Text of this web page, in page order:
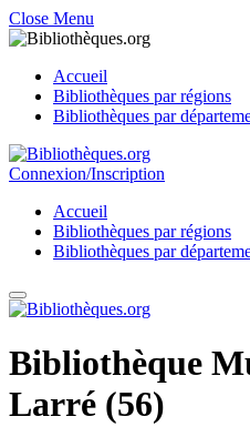
Close Menu
Accueil
Bibliothèques par régions
Bibliothèques par
Connexion/Inscription
Accueil
Bibliothèques par régions
Bibliothèques par
Bibliothèque
Larré (56)